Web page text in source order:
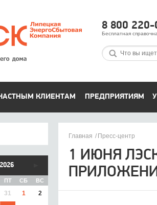
8 800
Бесплатная
КЛИЕНТАМ ПРЕДПРИЯТИЯМ
Главная Пресс-центр
1 ИЮНЯ
ПТ СБ ВС
31 1 2